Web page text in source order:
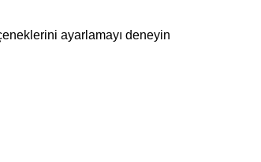
ayarlamayı deneyin